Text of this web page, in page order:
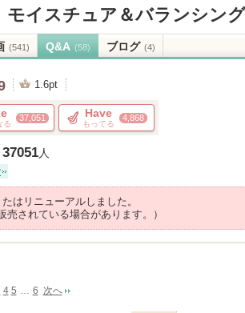
モイスチュア＆バランシン
(541) Q&A (58) ブログ (4)
1.6pt
る
37,051 Have
もってる
4,868
37051人
はリニューアルしました。
売されている場合があります。）
4 5 … 6 次へ